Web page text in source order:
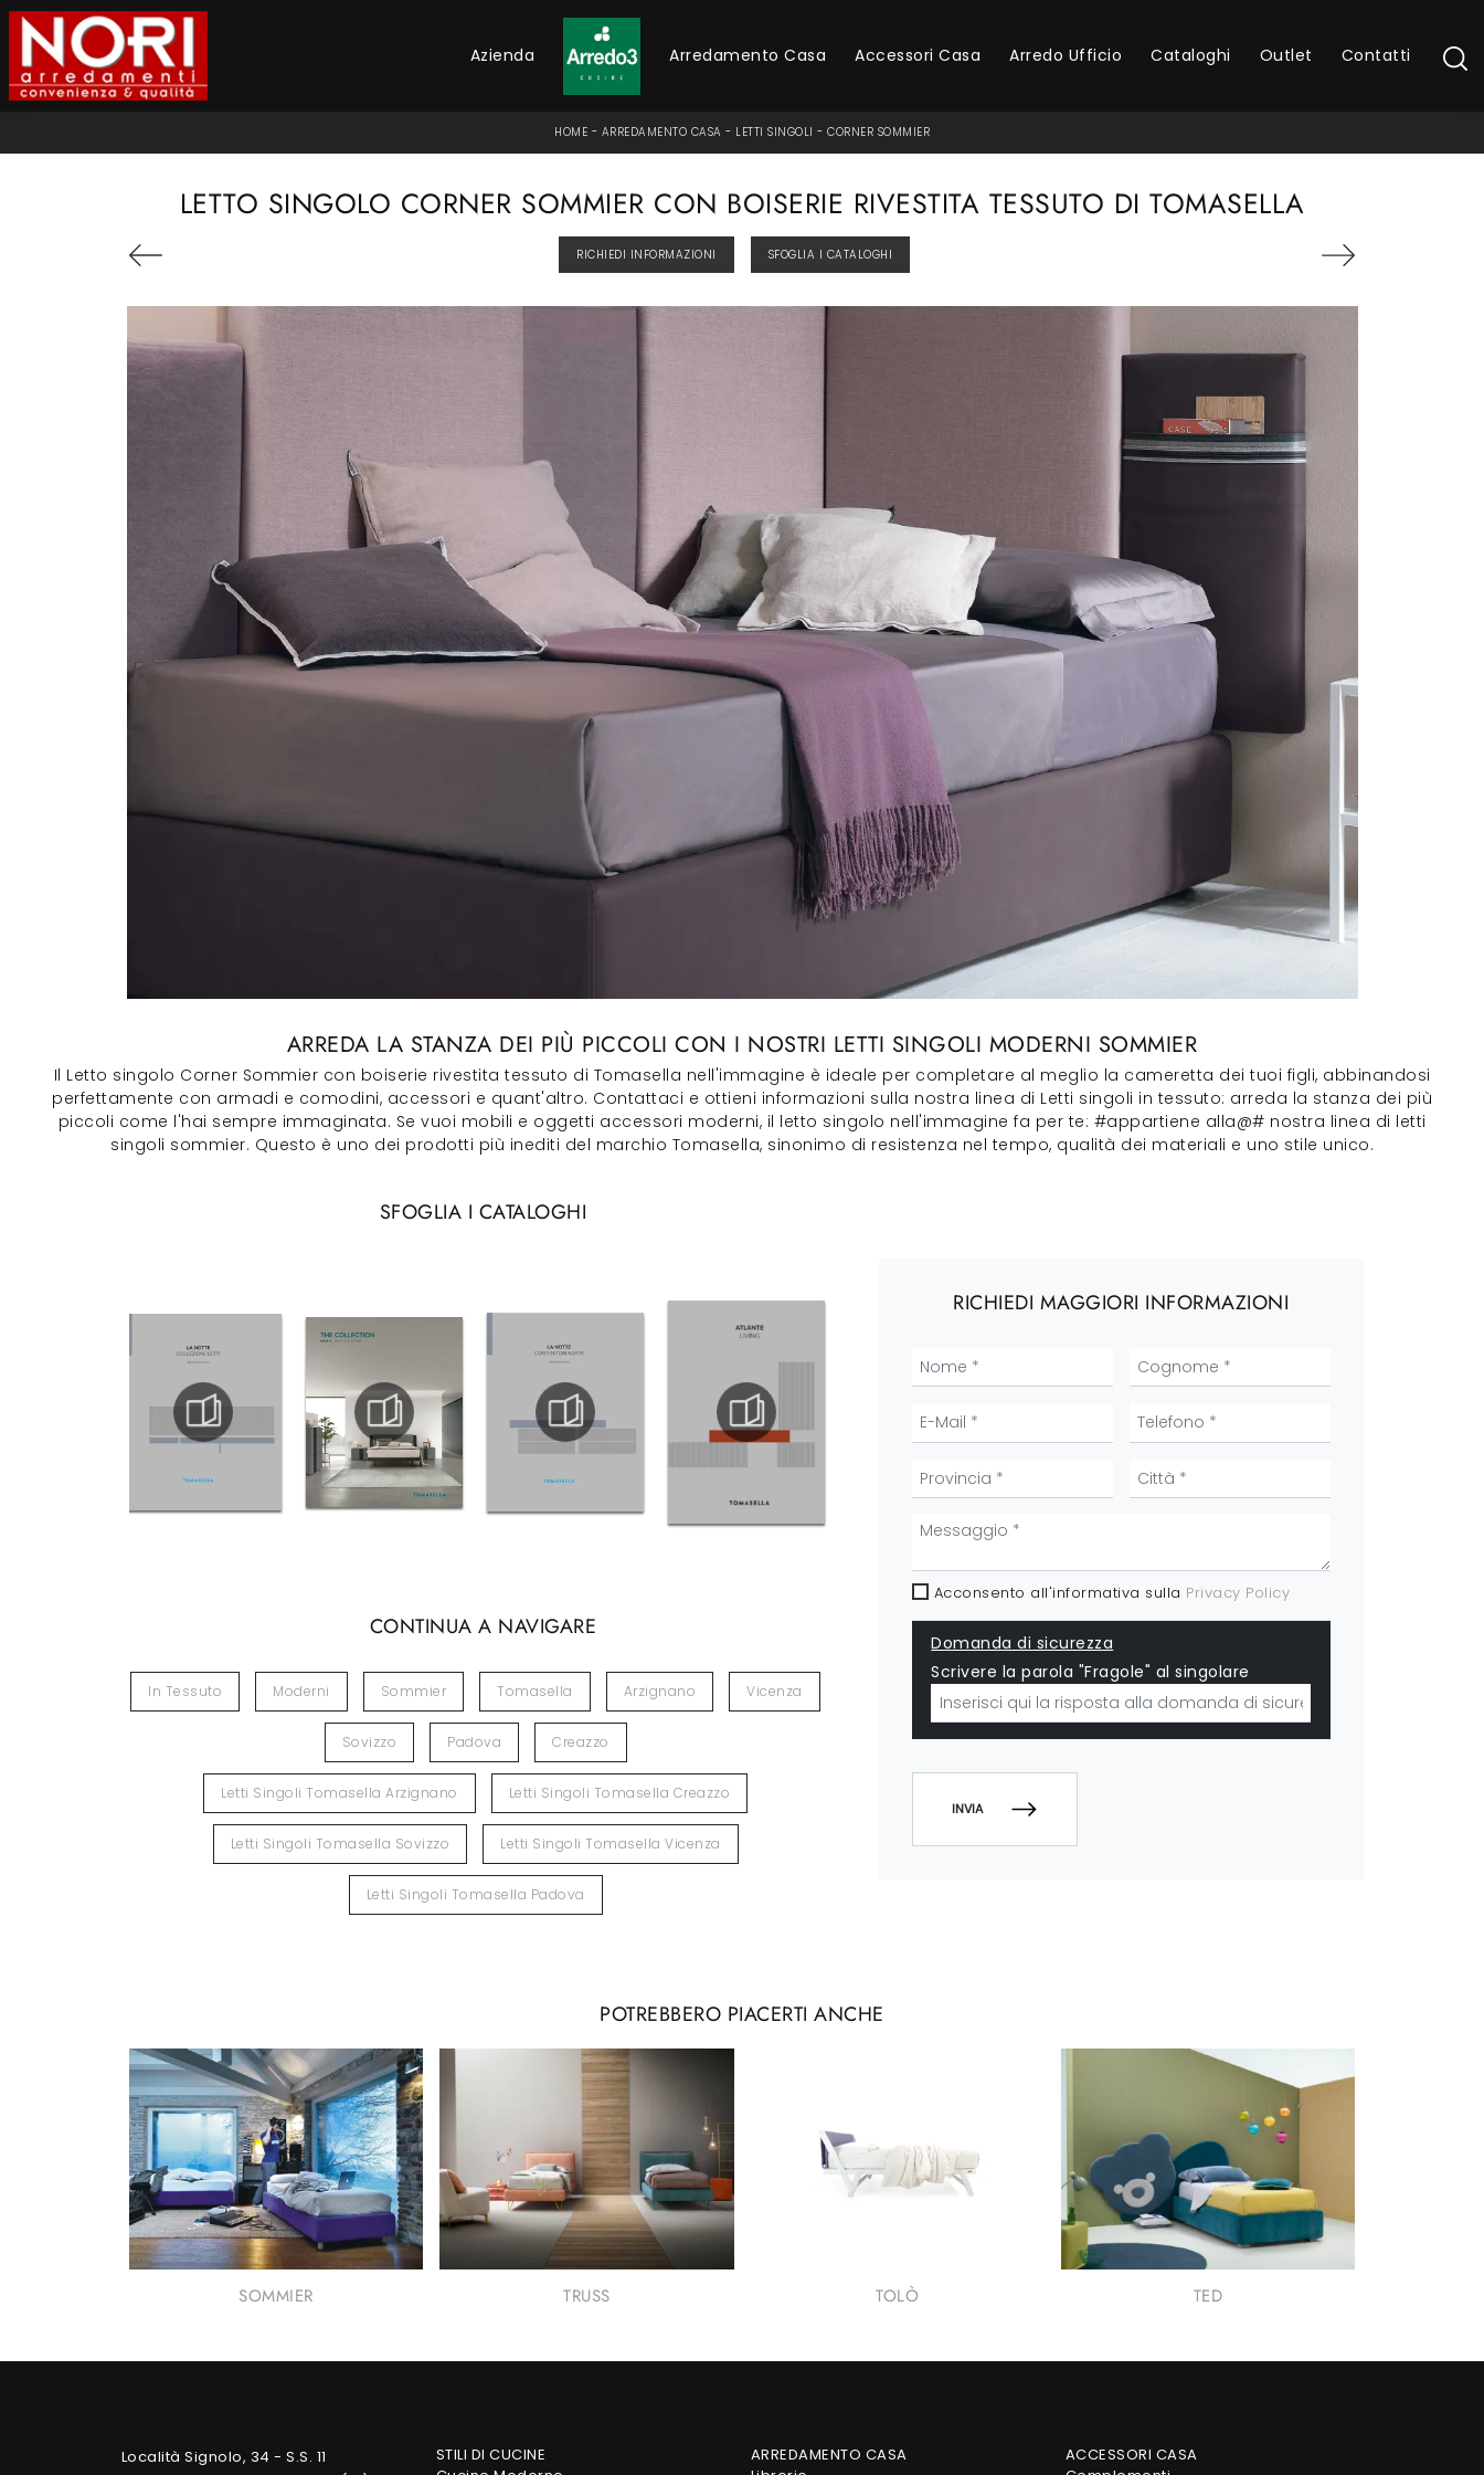
Azienda Arredamento Casa Accessori Casa Arredo Ufficio Cataloghi Outlet Contatti
HOME - ARREDAMENTO CASA - LETTI SINGOLI - CORNER SOMMIER
LETTO SINGOLO CORNER SOMMIER CON BOISERIE RIVESTITA TESSUTO DI TOMASELLA
RICHIEDI INFORMAZIONI SFOGLIA I CATALOGHI
ARREDA LA STANZA DEI PIÙ PICCOLI CON I NOSTRI LETTI SINGOLI MODERNI SOMMIER
Il Letto singolo Corner Sommier con boiserie rivestita tessuto di Tomasella nell'immagine è ideale per completare al meglio la cameretta dei tuoi figli, abbinandosi
perfettamente con armadi e comodini, accessori e quant'altro. Contattaci e ottieni informazioni sulla nostra linea di Letti singoli in tessuto: arreda la stanza dei più
piccoli come l'hai sempre immaginata. Se vuoi mobili e oggetti accessori moderni, il letto singolo nell'immagine fa per te: #appartiene alla@# nostra linea di letti
singoli sommier. Questo è uno dei prodotti più inediti del marchio Tomasella, sinonimo di resistenza nel tempo, qualità dei materiali e uno stile unico.
SFOGLIA I CATALOGHI
CONTINUA A NAVIGARE
In Tessuto Moderni Sommier Tomasella Arzignano Vicenza
Sovizzo Padova Creazzo
Letti Singoli Tomasella Arzignano Letti Singoli Tomasella Creazzo
Letti Singoli Tomasella Sovizzo Letti Singoli Tomasella Vicenza
Letti Singoli Tomasella Padova
RICHIEDI MAGGIORI INFORMAZIONI
Acconsento all'informativa sulla Privacy Policy
Domanda di sicurezza
Scrivere la parola "Fragole" al singolare
INVIA
POTREBBERO PIACERTI ANCHE
SOMMIER TRUSS TOLÒ TED
Località Signolo, 34 - S.S. 11
STILI DI CUCINE
ARREDAMENTO CASA
ACCESSORI CASA